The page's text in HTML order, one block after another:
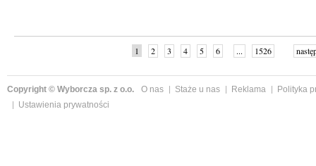
1 2 3 4 5 6 ... 1526
Copyright © Wyborcza sp. z o.o. O nas Staże u nas Reklama
Polityka
Ustawienia prywatności